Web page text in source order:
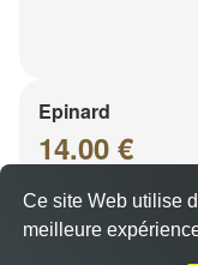
Epinard
14.00 €
Ce site Web utilise
meilleure